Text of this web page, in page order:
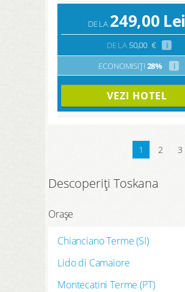
DE LA 249,00 Lei
DE LA50,00 €
i
ECONOMISIȚI 28% i
VEZI HOTEL
1 2 3
Descoperiți Toskana
Orașe
Chianciano Terme (SI)
Lido di Camaiore
Montecatini Terme (PT)